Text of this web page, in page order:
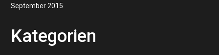
September 2015
Kategorien